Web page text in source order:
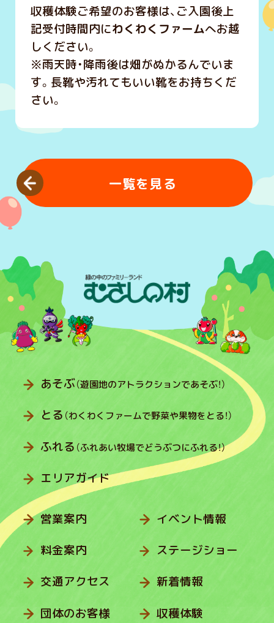
収穫体験ご希望のお客様は、ご入園後上
記受付時間内にわくわくファームへお越
しください。
※雨天時・降雨後は畑がぬかるんでいま
す。長靴や汚れてもいい靴をお持ちくだ
さい。
一覧を見る
あそぶ（遊園地のアトラクションであそぶ！）
とる （わくわくファームで野菜や果物をとる！）
ふれる （ふれあい牧場でどうぶつにふれる！）
エリアガイド
営業案内
料金案内
交通アクセス
団体のお客様
イベント情報
ステージショー
新着情報
収穫体験